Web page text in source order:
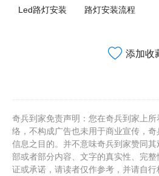
Led路灯安装 路灯安装流程
添加收
奇兵到家免责声明：您在奇兵到家上
络，不构成广告也未用于商业宣传，
信息之目的。并不意味奇兵到家赞同
部或者部分内容、文字的真实性、完
证或承诺，请读者仅作参考，并请自